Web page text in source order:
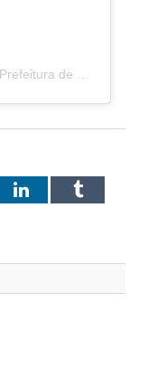
LinkedInTumblr